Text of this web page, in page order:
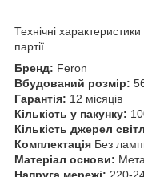
Технічні
партії
Бренд: Feron
Вбудований розмір:
Гарантія: 12 місяців
Кількість у пакунку:
Кількість джерел
Комплектація Без
Матеріал основи:
Напруга мережі: 220-